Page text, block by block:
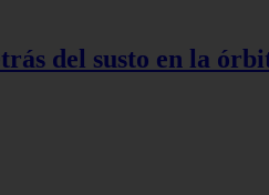
del susto en la